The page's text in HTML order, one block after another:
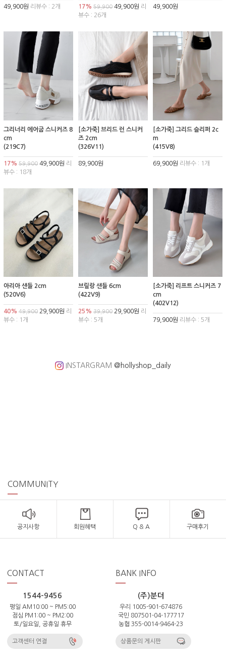
49,900원 리뷰수 : 2개 17% 59,90049,900원 리
뷰수 : 26개
49,900원
그리너리 에어굽 스니커즈 8
cm
(219C7)
17% 59,900 49,900원 리
뷰수 : 18개
[소가죽] 브리드 런 스니커
즈 2cm
(326V11)
89,900원
[소가죽] 그리드 슬리퍼 2c
m
(415V8)
69,900원 리뷰수 : 1개
아리아 샌들 2cm
(520V6)
40% 49,900 29,900원 리
뷰수 : 1개
브릴랑 샌들 6cm
(422V9)
25% 39,90029,900원 리
뷰수 : 5개
[소가죽] 리프트 스니커즈 7
cm
(402V12)
79,900원 리뷰수 : 5개
INSTARGRAM @hollyshop_daily
COMMUNITY
공지사항 회원혜택 Q & A 구매후기
CONTACT
1544-9456
평일 AM10:00 ~ PM5:00
점심 PM1:00 ~ PM2:00
토/일요일, 공휴일 휴무
고객센터 연결
BANK INFO
(주)분더
우리 1005-901-674876
국민 807501-04-177717
농협 355-0014-9464-23
상품문의 게시판